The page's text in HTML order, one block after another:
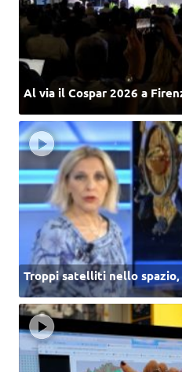
Al via il Cospar 2026 a
Troppi satelliti nello spazio,